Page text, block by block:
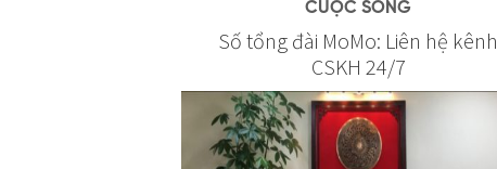
CUỘC SỐNG
Số tổng đài MoMo: Liên hệ kênh
CSKH 24/7